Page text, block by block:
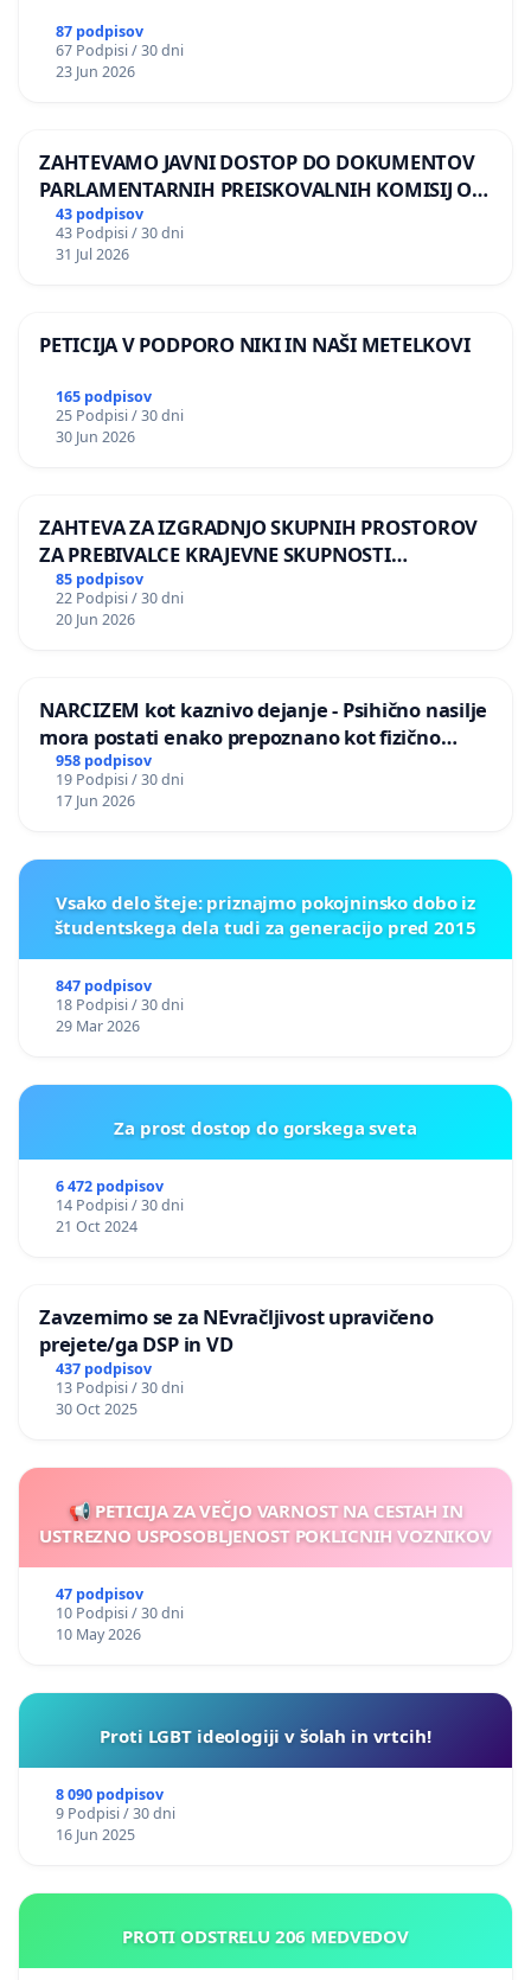
87 podpisov
67 Podpisi / 30 dni
23 Jun 2026
ZAHTEVAMO JAVNI DOSTOP DO DOKUMENTOV
PARLAMENTARNIH PREISKOVALNIH KOMISIJ O
ILEGALNI TRGOVINI Z OROŽJEM
43 podpisov
43 Podpisi / 30 dni
31 Jul 2026
PETICIJA V PODPORO NIKI IN NAŠI METELKOVI
165 podpisov
25 Podpisi / 30 dni
30 Jun 2026
ZAHTEVA ZA IZGRADNJO SKUPNIH PROSTOROV
ZA PREBIVALCE KRAJEVNE SKUPNOSTI
PRESTRANEK
85 podpisov
22 Podpisi / 30 dni
20 Jun 2026
NARCIZEM kot kaznivo dejanje - Psihično nasilje
mora postati enako prepoznano kot fizično
nasilje
958 podpisov
19 Podpisi / 30 dni
17 Jun 2026
Vsako delo šteje: priznajmo pokojninsko dobo iz
študentskega dela tudi za generacijo pred 2015
847 podpisov
18 Podpisi / 30 dni
29 Mar 2026
Za prost dostop do gorskega sveta
6 472 podpisov
14 Podpisi / 30 dni
21 Oct 2024
Zavzemimo se za NEvračljivost upravičeno
prejete/ga DSP in VD
437 podpisov
13 Podpisi / 30 dni
30 Oct 2025
📢 PETICIJA ZA VEČJO VARNOST NA CESTAH IN
USTREZNO USPOSOBLJENOST POKLICNIH VOZNIKOV
47 podpisov
10 Podpisi / 30 dni
10 May 2026
Proti LGBT ideologiji v šolah in vrtcih!
8 090 podpisov
9 Podpisi / 30 dni
16 Jun 2025
PROTI ODSTRELU 206 MEDVEDOV